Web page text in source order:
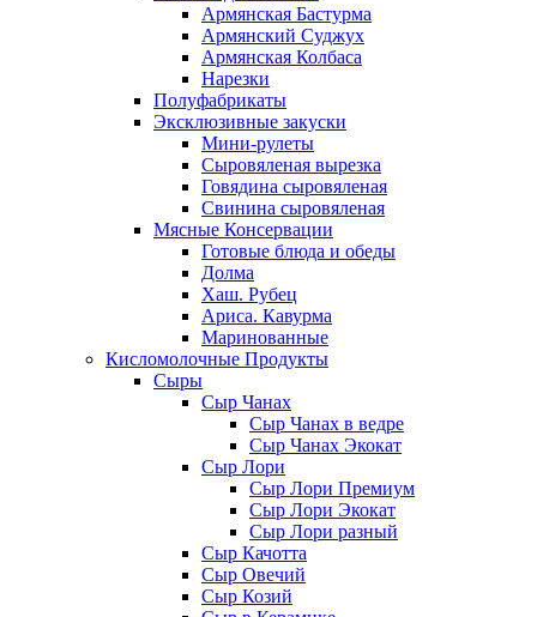
Армянская Бастурма
Армянский Суджух
Армянская Колбаса
Нарезки
Полуфабрикаты
Эксклюзивные закуски
Мини-рулеты
Сыровяленая вырезка
Говядина сыровяленая
Свинина сыровяленая
Мясные Консервации
Готовые блюда и обеды
Долма
Хаш. Рубец
Ариса. Кавурма
Маринованные
Кисломолочные Продукты
Сыры
Сыр Чанах
Сыр Чанах в ведре
Сыр Чанах Экокат
Сыр Лори
Сыр Лори Премиум
Сыр Лори Экокат
Сыр Лори разный
Сыр Качотта
Сыр Овечий
Сыр Козий